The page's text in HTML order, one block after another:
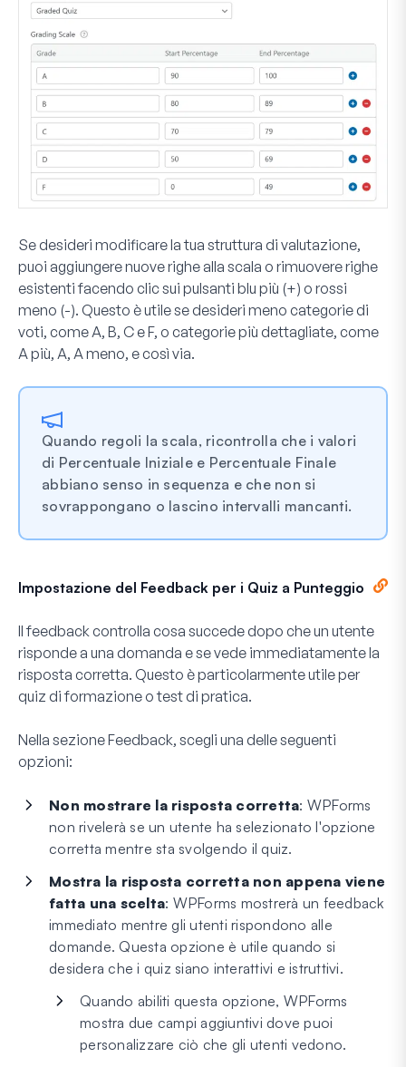
Se desideri modificare la tua struttura di valutazione,
puoi aggiungere nuove righe alla scala o rimuovere righe
esistenti facendo clic sui pulsanti blu più (+) o rossi
meno (-). Questo è utile se desideri meno categorie di
voti, come A, B, C e F, o categorie più dettagliate, come
A più, A, A meno, e così via.
Quando regoli la scala, ricontrolla che i valori
di Percentuale Iniziale e Percentuale Finale
abbiano senso in sequenza e che non si
sovrappongano o lascino intervalli mancanti.
Impostazione del Feedback per i Quiz a Punteggio
Il feedback controlla cosa succede dopo che un utente
risponde a una domanda e se vede immediatamente la
risposta corretta. Questo è particolarmente utile per
quiz di formazione o test di pratica.
Nella sezioneFeedback, scegli una delle seguenti
opzioni:
Non mostrare la risposta corretta: WPForms
non rivelerà se un utente ha selezionato l'opzione
corretta mentre sta svolgendo il quiz.
Mostra la risposta corretta non appena viene
fatta una scelta: WPForms mostrerà un feedback
immediato mentre gli utenti rispondono alle
domande. Questa opzione è utile quando si
desidera che i quiz siano interattivi e istruttivi.
Quando abiliti questa opzione, WPForms
mostra due campi aggiuntivi dove puoi
personalizzare ciò che gli utenti vedono.